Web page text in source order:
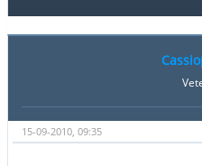
15-09-2010, 09:35